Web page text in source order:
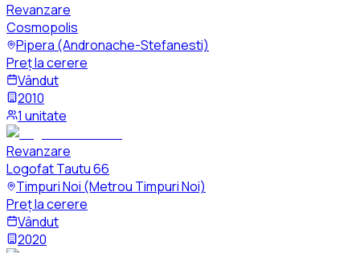
Revanzare
Cosmopolis
Pipera (Andronache-Stefanesti)
Preț la cerere
Vândut
2010
1 unitate
Revanzare
Logofat Tautu 66
Timpuri Noi (Metrou Timpuri Noi)
Preț la cerere
Vândut
2020